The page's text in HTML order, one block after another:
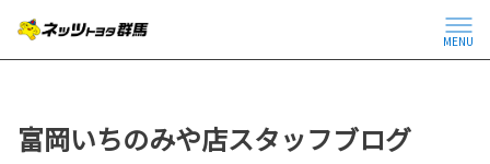
MENU
富岡いちのみや店スタッフブログ